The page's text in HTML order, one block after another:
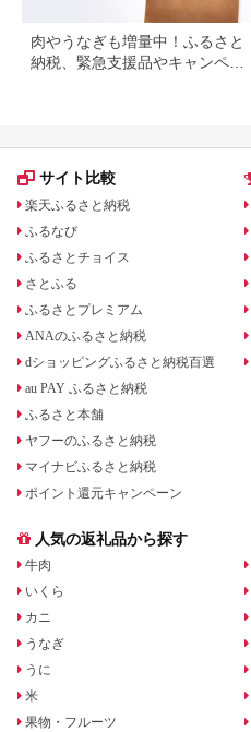
肉やうなぎも増量中！ふるさと
納税、緊急支援品やキャンペー
サイト比較
楽天ふるさと納税
ふるなび
ふるさとチョイス
さとふる
ふるさとプレミアム
ANAのふるさと納税
dショッピングふるさと納税百選
au PAY ふるさと納税
ふるさと本舗
ヤフーのふるさと納税
マイナビふるさと納税
ポイント還元キャンペーン
人気の返礼品から探す
牛肉
いくら
カニ
うなぎ
うに
米
果物・フルーツ